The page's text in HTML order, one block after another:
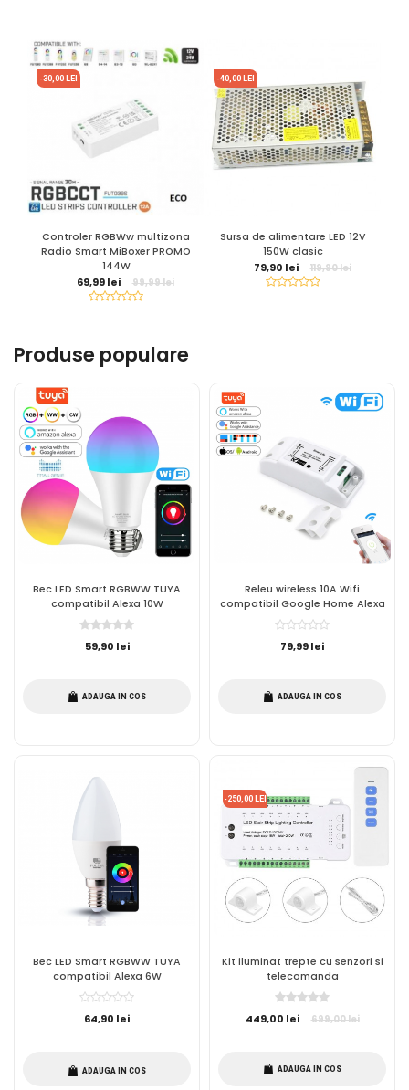
-30,00 LEI
Controler RGBWw multizona
Radio Smart MiBoxer PROMO
144W
69,99 lei
99,99 lei
-40,00 LEI
Sursa de alimentare LED 12V
150W clasic
79,90 lei
119,90 lei
Produse populare
Bec LED Smart RGBWW TUYA
compatibil Alexa 10W
59,90 lei
ADAUGA IN COS
Releu wireless 10A Wifi
compatibil Google Home Alexa
79,99 lei
ADAUGA IN COS
Bec LED Smart RGBWW TUYA
compatibil Alexa 6W
64,90 lei
ADAUGA IN COS
-250,00 LEI
Kit iluminat trepte cu senzori si
telecomanda
449,00 lei 699,00 lei
ADAUGA IN COS